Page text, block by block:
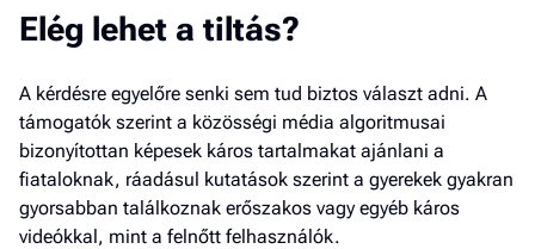
Elég lehet a tiltás?
A kérdésre egyelőre senki sem tud biztos választ adni. A
támogatók szerint a közösségi média algoritmusai
bizonyítottan képesek káros tartalmakat ajánlani a
fiataloknak, ráadásul kutatások szerint a gyerekek gyakran
gyorsabban találkoznak erőszakos vagy egyéb káros
videókkal, mint a felnőtt felhasználók.